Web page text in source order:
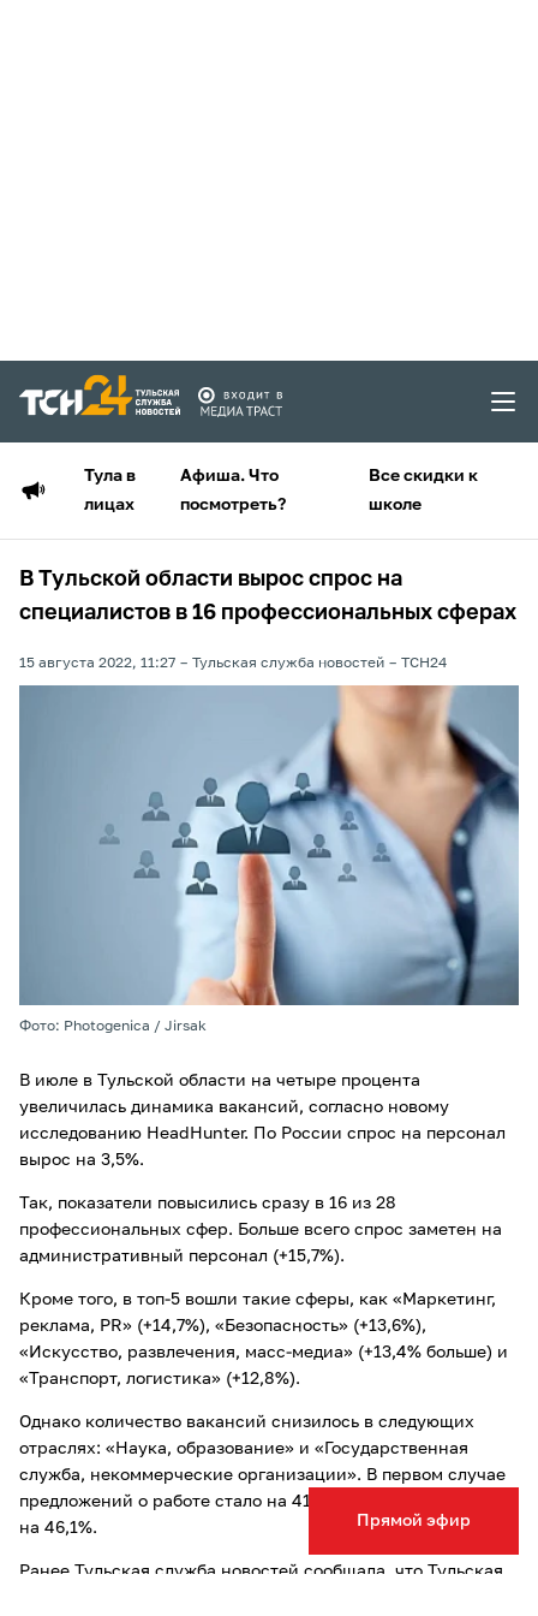
Тула в
лицах
Афиша. Что
посмотреть?
Все скидки к
школе
Прямой эфир
В Тульской области вырос спрос на
специалистов в 16 профессиональных сферах
15 августа 2022, 11:27 Тульская служба новостей ТСН24
Фото: Photogenica / Jirsak
В июле в Тульской области на четыре процента
увеличилась динамика вакансий, согласно новому
исследованию HeadHunter. По России спрос на персонал
вырос на 3,5%.
Так, показатели повысились сразу в 16 из 28
профессиональных сфер. Больше всего спрос заметен на
административный персонал (+15,7%).
Кроме того, в топ-5 вошли такие сферы, как «Маркетинг,
реклама, PR» (+14,7%), «Безопасность» (+13,6%),
«Искусство, развлечения, масс-медиа» (+13,4% больше) и
«Транспорт, логистика» (+12,8%).
Однако количество вакансий снизилось в следующих
отраслях: «Наука, образование» и «Государственная
служба, некоммерческие организации». В первом случае
предложений о работе стало на 41,9% меньше, во втором –
на 46,1%.
Ранее Тульская служба новостей сообщала, что Тульская